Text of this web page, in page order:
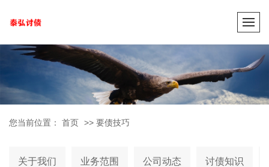
您当前位置： 首页 >> 要债技巧
关于我们 业务范围 公司动态 讨债知识